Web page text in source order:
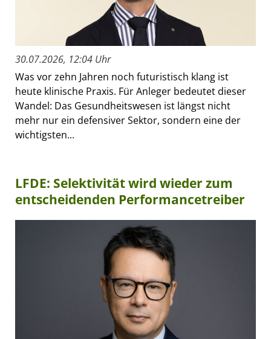
30.07.2026, 12:04 Uhr
Was vor zehn Jahren noch futuristisch klang ist
heute klinische Praxis. Für Anleger bedeutet dieser
Wandel: Das Gesundheitswesen ist längst nicht
mehr nur ein defensiver Sektor, sondern eine der
wichtigsten...
LFDE: Selektivität wird wieder zum
entscheidenden Performancetreiber